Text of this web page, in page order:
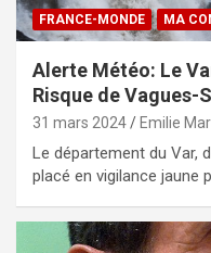
FRANCE-MONDE MA
Alerte Météo: Le
Risque de Vagues-
31 mars 2024 Emilie
Le département du Var,
placé en vigilance jaune